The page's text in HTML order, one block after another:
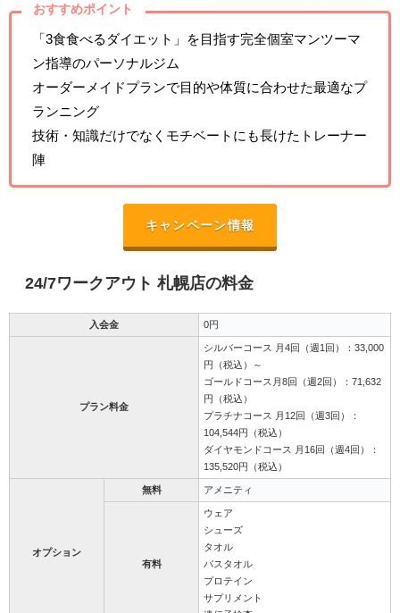
おすすめポイント
「3食食べるダイエット」を目指す完全個室マンツーマ
ン指導のパーソナルジム
オーダーメイドプランで目的や体質に合わせた最適なプ
ランニング
技術・知識だけでなくモチベートにも長けたトレーナー
陣
キャンペーン情報
24/7ワークアウト 札幌店の料金
入会金 0円
プラン料金
シルバーコース 月4回（週1回）：33,000
円（税込）～
ゴールドコース月8回（週2回）：71,632
円（税込）
プラチナコース 月12回（週3回）：
104,544円（税込）
ダイヤモンドコース 月16回（週4回）：
135,520円（税込）
オプション
無料 アメニティ
有料
ウェア
シューズ
タオル
バスタオル
プロテイン
サプリメント